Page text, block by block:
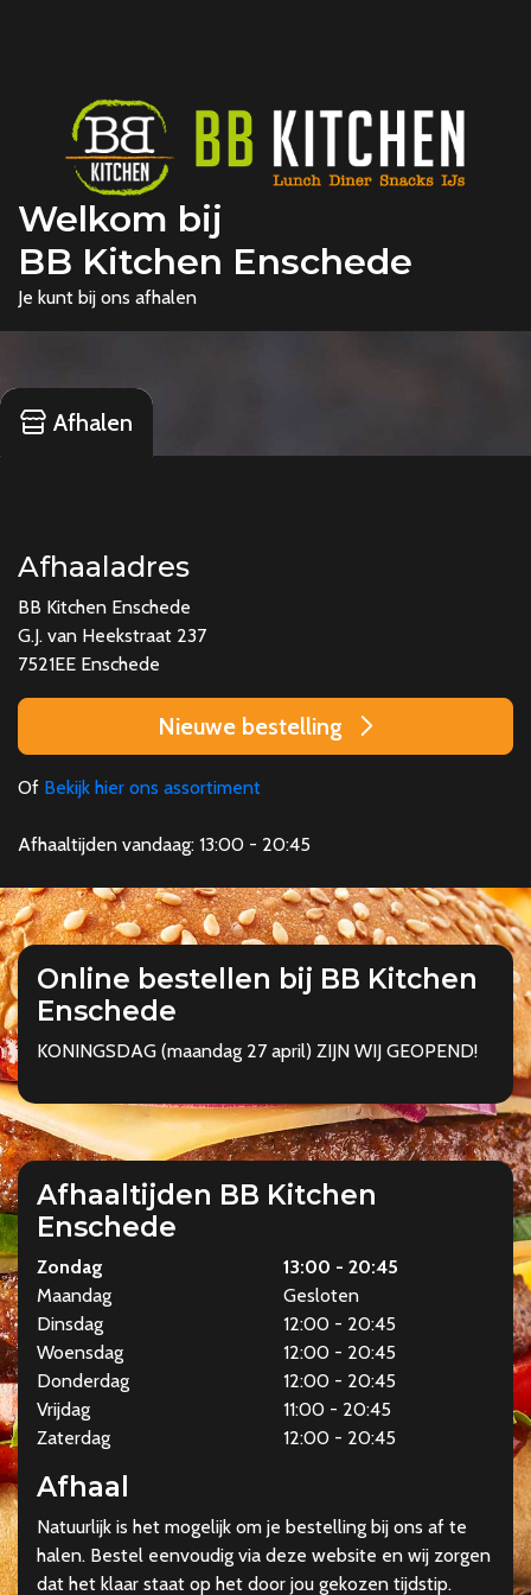
Welkom bij
BB Kitchen Enschede
Je kunt bij ons afhalen
Afhalen
Afhaaladres
BB Kitchen Enschede
G.J. van Heekstraat 237
7521EE Enschede
Nieuwe bestelling
Of Bekijk hier ons assortiment
Afhaaltijden vandaag: 13:00 - 20:45
Online bestellen bij BB Kitchen
Enschede
KONINGSDAG (maandag 27 april) ZIJN WIJ GEOPEND!
Afhaaltijden BB Kitchen
Enschede
Zondag
13:00 - 20:45
Maandag
Gesloten
Dinsdag
12:00 - 20:45
Woensdag
12:00 - 20:45
Donderdag
12:00 - 20:45
Vrijdag
11:00 - 20:45
Zaterdag
12:00 - 20:45
Afhaal
Natuurlijk is het mogelijk om je bestelling bij ons af te
halen. Bestel eenvoudig via deze website en wij zorgen
dat het klaar staat op het door jou gekozen tijdstip.